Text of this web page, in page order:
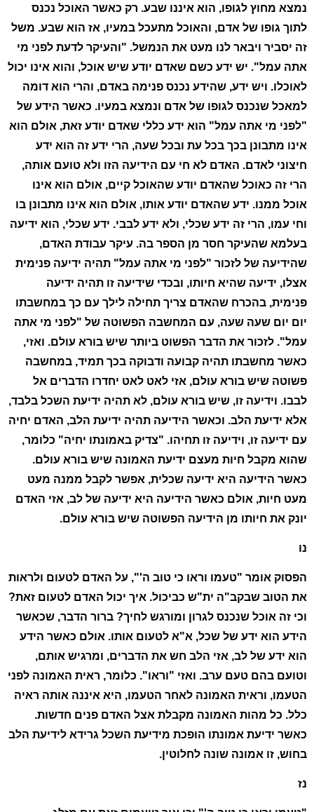
נמצא מחוץ לגופו, הוא איננו שבע. רק כאשר האוכל נכנס
לתוך גופו של אדם, והאוכל מתעכל במעיו, אז הוא שבע. משל
זה יסביר ויבאר לנו מעט את הנמשל. "והעיקר לדעת לפני מי
אתה עמל". יש ידע כשם שאדם יודע שיש אוכל, והוא אינו יכול
לאוכלו. ויש ידע, שהידע נכנס פנימה באדם, והרי הוא דומה
למאכל שנכנס לגופו של אדם ונמצא במעיו. כאשר הידע של
"לפני מי אתה עמל" הוא ידע כללי שאדם יודע זאת, אולם הוא
אינו מתבונן בכך בכל עת ובכל שעה, הרי ידע זה הוא ידע
חיצוני לאדם. האדם לא חי עם הידיעה הזו ולא טועם אותה,
הרי זה כאוכל שהאדם יודע שהאוכל קיים, אולם הוא אינו
אוכל ממנו. ידע שהאדם יודע אותו, אולם הוא אינו מתבונן בו
וחי עמו, הרי זה ידע שכלי, ולא ידע לבבי. ידע שכלי, הוא ידיעה
בעלמא שהעיקר חסר מן הספר בה. עיקר עבודת האדם,
שהידיעה של לזכור "לפני מי אתה עמל" תהיה ידיעה פנימית
אצלו, ידיעה שהיא חיותו, ובכדי שידיעה זו תהיה ידיעה
פנימית, בהכרח שהאדם צריך תחילה לילך עם כך במחשבתו
יום יום שעה שעה, עם המחשבה הפשוטה של "לפני מי אתה
עמל". לזכור את הדבר הפשוט ביותר שיש בורא עולם. ואזי,
כאשר מחשבתו תהיה קבועה ודבוקה בכך תמיד, במחשבה
פשוטה שיש בורא עולם, אזי לאט לאט יחדרו הדברים אל
לבבו. וידיעה זו, שיש בורא עולם, לא תהיה ידיעת השכל בלבד,
אלא ידיעת הלב. וכאשר הידיעה תהיה ידיעת הלב, האדם יחיה
עם ידיעה זו, וידיעה זו תחיהו. "צדיק באמונתו יחיה" כלומר,
שהוא מקבל חיות מעצם ידיעת האמונה שיש בורא עולם.
כאשר הידיעה היא ידיעה שכלית, אפשר לקבל ממנה מעט
מעט חיות, אולם כאשר הידיעה היא ידיעה של לב, אזי האדם
יונק את חיותו מן הידיעה הפשוטה שיש בורא עולם.
נו
הפסוק אומר "טעמו וראו כי טוב ה'", על האדם לטעום ולראות
את הטוב שבקב"ה ית"ש כביכול. איך יכול האדם לטעום זאת?
וכי זה אוכל שנכנס לגרון ומורגש לחיך? ברור הדבר, שכאשר
הידע הוא ידע של שכל, א"א לטעום אותו. אולם כאשר הידע
הוא ידע של לב, אזי הלב חש את הדברים, ומרגיש אותם,
וטועם בהם טעם ערב. ואזי "וראו". כלומר, ראית האמונה לפני
הטעמו, וראית האמונה לאחר הטעמו, היא איננה אותה ראיה
כלל. כל מהות האמונה מקבלת אצל האדם פנים חדשות.
כאשר ידיעת אמונתו הופכת מידיעת השכל גרידא לידיעת הלב
בחוש, זו אמונה שונה לחלוטין.
נז